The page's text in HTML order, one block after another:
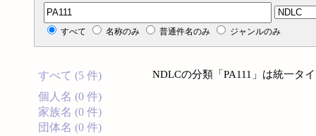
分類記号検索
すべて 名称のみ 普通件名のみ ジャンルのみ
すべて (5 件)
個人名 (0 件)
家族名 (0 件)
団体名 (0 件)
NDLCの分類「PA111」は統一タ